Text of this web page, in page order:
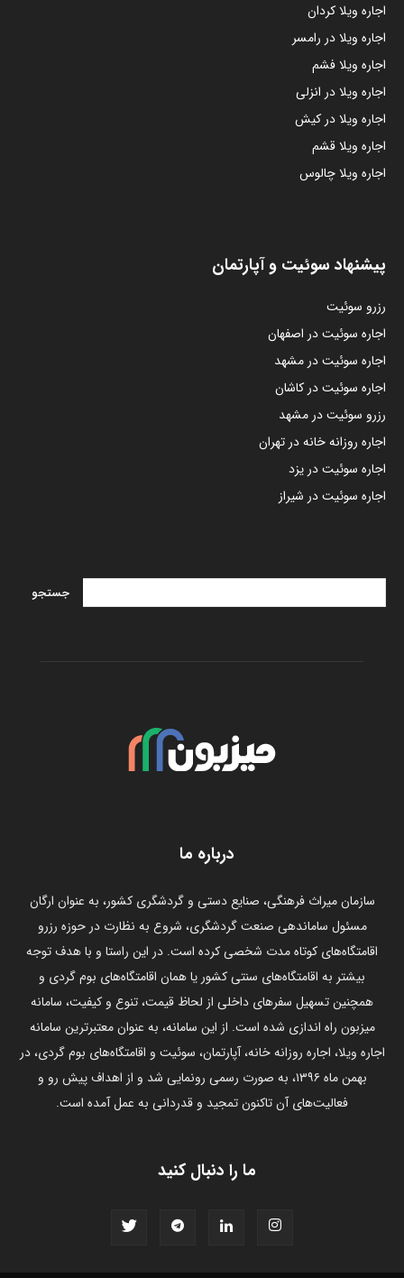
اجاره ویلا کردان
اجاره ویلا در رامسر
اجاره ویلا فشم
اجاره ویلا در انزلی
اجاره ویلا در کیش
اجاره ویلا قشم
اجاره ویلا چالوس
پیشنهاد سوئیت و آپارتمان
رزرو سوئیت
اجاره سوئیت در اصفهان
اجاره سوئیت در مشهد
اجاره سوئیت در کاشان
رزرو سوئیت در مشهد
اجاره روزانه خانه در تهران
اجاره سوئیت در یزد
اجاره سوئیت در شیراز
درباره ما
سازمان میراث فرهنگی، صنایع دستی و گردشگری کشور، به عنوان ارگان
مسئول ساماندهی صنعت گردشگری، شروع به نظارت در حوزه رزرو
اقامتگاه‌های کوتاه مدت شخصی کرده است. در این راستا و با هدف توجه
بیشتر به اقامتگاه‌های سنتی کشور یا همان اقامتگاه‌های بوم گردی و
همچنین تسهیل سفرهای داخلی از لحاظ قیمت، تنوع و کیفیت، سامانه
میزبون راه اندازی شده است. از این سامانه، به عنوان معتبرترین سامانه
اجاره ویلا، اجاره روزانه خانه، آپارتمان، سوئیت و اقامتگاه‌های بوم گردی، در
بهمن ماه ۱۳۹۶، به صورت رسمی رونمایی شد و از اهداف پیش رو و
فعالیت‌های آن تاکنون تمجید و قدردانی به عمل آمده است.
ما را دنبال کنید